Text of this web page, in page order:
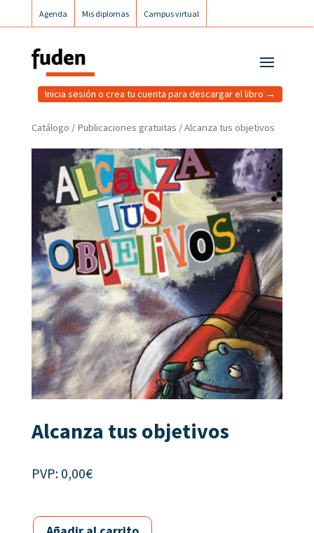
Agenda Mis diplomas Campus virtual
Catálogo / Publicaciones gratuitas / Alcanza tus objetivos
Inicia sesión o crea tu cuenta para descargar el libro →
Alcanza tus objetivos
PVP: 0,00€